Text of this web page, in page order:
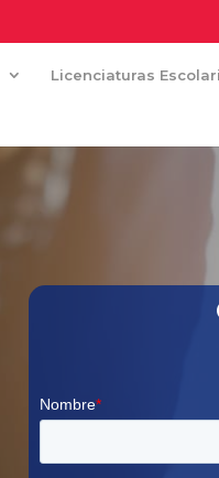
Licenciaturas